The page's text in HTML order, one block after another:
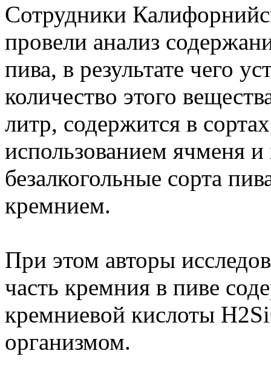
Сотрудники
провели анализ
пива, в результате чего
количество этого
литр, содержится в
использованием ячменя и
безалкогольные сорта
кремнием.
При этом авторы
часть кремния в пиве
кремниевой кислоты
организмом.